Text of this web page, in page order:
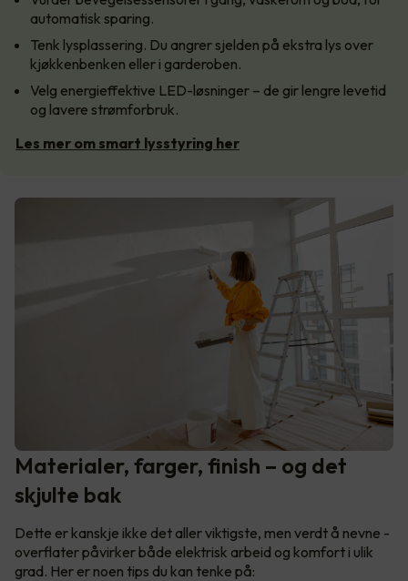
automatisk sparing.
Tenk lysplassering. Du angrer sjelden på ekstra lys over
kjøkkenbenken eller i garderoben.
Velg energieffektive LED-løsninger – de gir lengre levetid
og lavere strømforbruk.
Les mer om smart lysstyring her
Materialer, farger, finish – og det
skjulte bak
Dette er kanskje ikke det aller viktigste, men verdt å nevne -
overflater påvirker både elektrisk arbeid og komfort i ulik
grad. Her er noen tips du kan tenke på: